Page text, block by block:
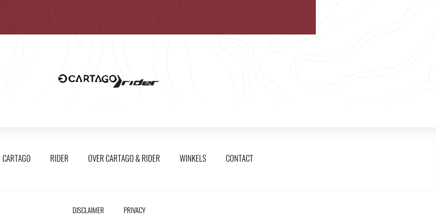
CARTAGO RIDER OVER CARTAGO & RIDER WINKELS CONTACT
DISCLAIMER PRIVACY